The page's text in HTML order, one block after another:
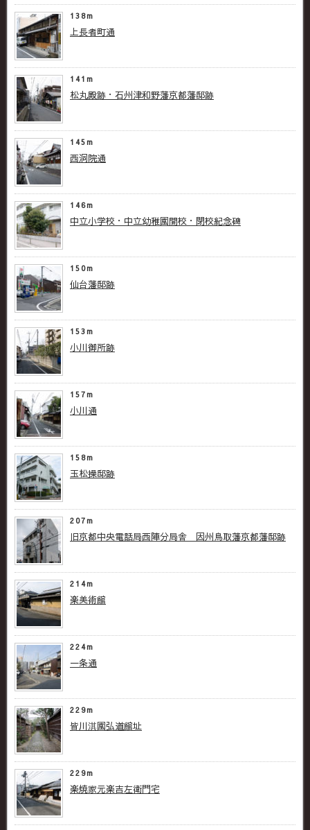
138m
上長者町通
141m
松丸殿跡・石州津和野藩京都藩邸跡
145m
西洞院通
146m
中立小学校・中立幼稚園開校・閉校紀念碑
150m
仙台藩邸跡
153m
小川御所跡
157m
小川通
158m
玉松操邸跡
207m
旧京都中央電話局西陣分局舎 因州鳥取藩京都藩邸跡
214m
楽美術館
224m
一条通
229m
皆川淇園弘道館址
229m
楽焼家元楽吉左衛門宅